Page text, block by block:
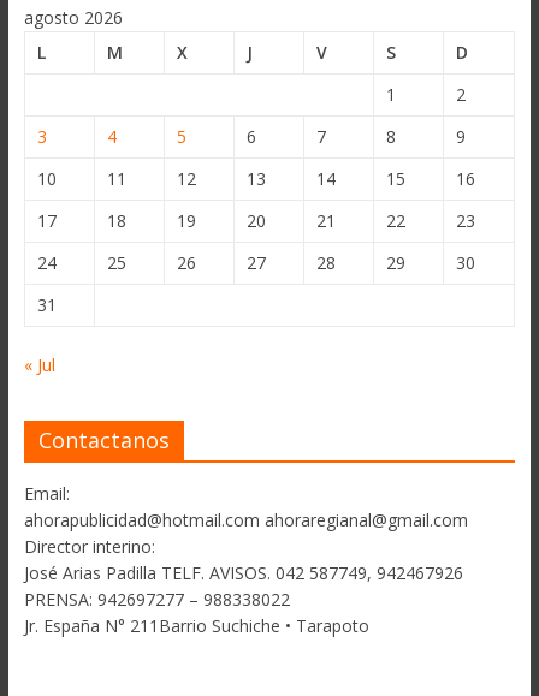
agosto 2026
L
M X J V S
D
1
2
3
4 5 6 7 8
9
10
11 12 13 14 15
16
17
18 19 20 21 22
23
24
25 26 27 28 29
30
31
« Jul
Contactanos
Email:
ahorapublicidad@hotmail.com ahoraregianal@gmail.com
Director interino:
José Arias Padilla TELF. AVISOS. 042 587749, 942467926
PRENSA: 942697277 – 988338022
Jr. España N° 211Barrio Suchiche • Tarapoto